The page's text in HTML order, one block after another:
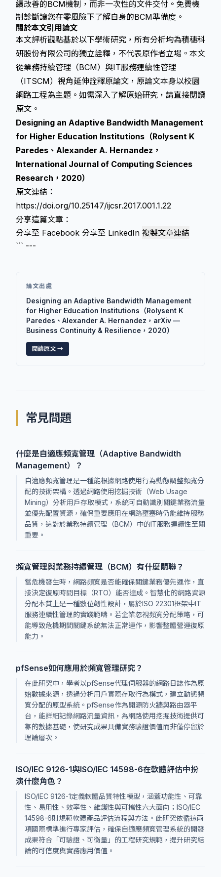
續改善的BCM機制，而非一次性的文件交付。免費機
制診斷讓您在零風險下了解自身的BCM準備度。
關於本文引用論文
本文評析觀點基於以下學術研究，所有分析均為積穗科
研股份有限公司的獨立詮釋，不代表原作者立場。本文
從業務持續管理（BCM）與IT服務連續性管理
（ITSCM）視角延伸詮釋原論文，原論文本身以校園
網路工程為主題。如需深入了解原始研究，請直接閱讀
原文。
Designing an Adaptive Bandwidth Management
for Higher Education Institutions（Rolysent K
Paredes、Alexander A. Hernandez，
International Journal of Computing Sciences
Research，2020）
原文連結：
https://doi.org/10.25147/ijcsr.2017.001.1.22
分享這篇文章：
分享至 Facebook 分享至 LinkedIn 複製文章連結
``` ---
論文出處
Designing an Adaptive Bandwidth Management
for Higher Education Institutions（Rolysent K
Paredes、Alexander A. Hernandez，arXiv —
Business Continuity & Resilience，2020）
閱讀原文 →
常見問題
什麼是自適應頻寬管理（Adaptive Bandwidth
Management）？
自適應頻寬管理是一種能根據網路使用行為動態調整頻寬分
配的技術架構。透過網路使用挖掘技術（Web Usage
Mining）分析用戶存取模式，系統可自動識別關鍵業務流量
並優先配置資源，確保重要應用在網路壅塞時仍能維持服務
品質，這對於業務持續管理（BCM）中的IT服務連續性至關
重要。
頻寬管理與業務持續管理（BCM）有什麼關聯？
當危機發生時，網路頻寬是否能確保關鍵業務優先運作，直
接決定復原時間目標（RTO）能否達成。智慧化的網路資源
分配本質上是一種數位韌性設計，屬於ISO 22301框架中IT
服務連續性管理的實踐範疇。若企業忽視頻寬分配策略，可
能導致危機期間關鍵系統無法正常運作，影響整體營運復原
能力。
pfSense如何應用於頻寬管理研究？
在此研究中，學者以pfSense代理伺服器的網路日誌作為原
始數據來源，透過分析用戶實際存取行為模式，建立動態頻
寬分配的原型系統。pfSense作為開源防火牆與路由器平
台，能詳細記錄網路流量資訊，為網路使用挖掘技術提供可
靠的數據基礎，使研究成果具備實務驗證價值而非僅停留於
理論層次。
ISO/IEC 9126-1與ISO/IEC 14598-6在軟體評估中扮
演什麼角色？
ISO/IEC 9126-1定義軟體品質特性模型，涵蓋功能性、可靠
性、易用性、效率性、維護性與可攜性六大面向；ISO/IEC
14598-6則規範軟體產品評估流程與方法。此研究依循這兩
項國際標準進行專家評估，確保自適應頻寬管理系統的開發
成果符合「可驗證、可衡量」的工程研究規範，提升研究結
論的可信度與實務應用價值。